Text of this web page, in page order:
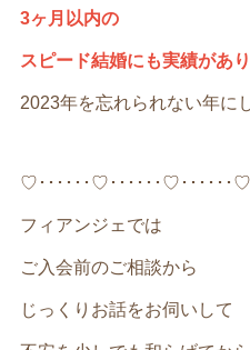
3ヶ月以内の
スピード結婚にも実績があり
2023年を忘れられない年に
♡･･････♡･･････♡･･････
フィアンジェでは
ご入会前のご相談から
じっくりお話をお伺いして